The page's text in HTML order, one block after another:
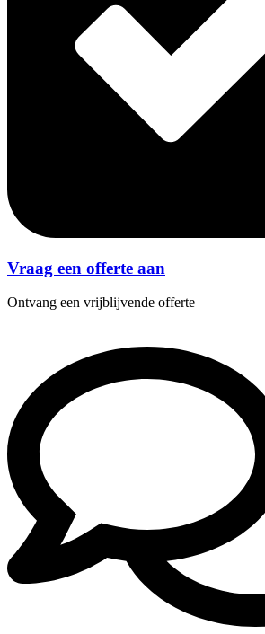
Vraag een offerte aan
Ontvang een vrijblijvende offerte